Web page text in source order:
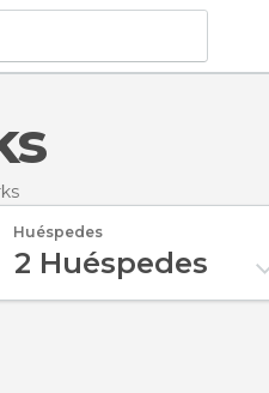
Huéspedes
2 Huéspedes